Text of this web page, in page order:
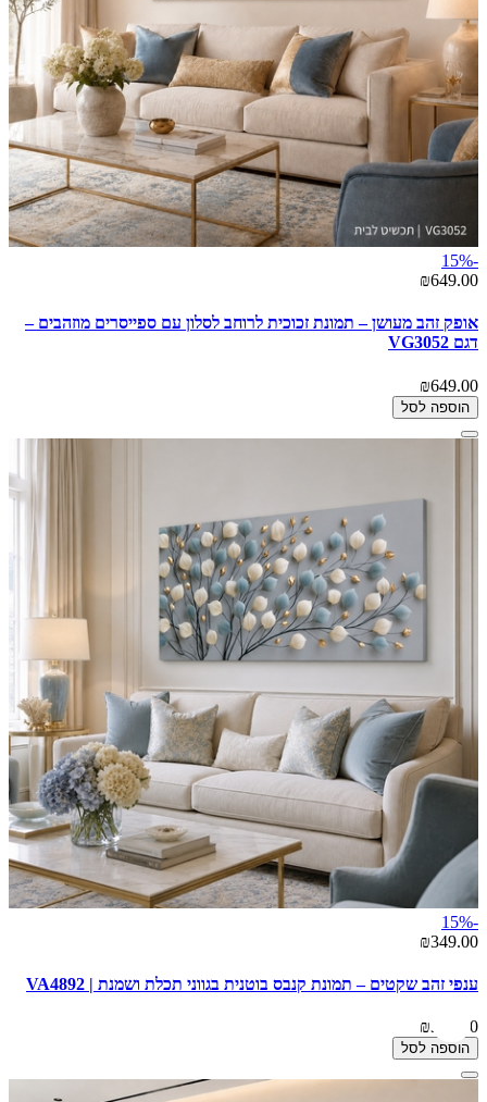
-15%
₪649.00
אופק זהב מעושן – תמונת זכוכית לרוחב לסלון עם ספייסרים מוזהבים –
דגם VG3052
₪649.00
הוספה לסל
-15%
₪349.00
ענפי זהב שקטים – תמונת קנבס בוטנית בגווני תכלת ושמנת | VA4892
₪349.00
הוספה לסל